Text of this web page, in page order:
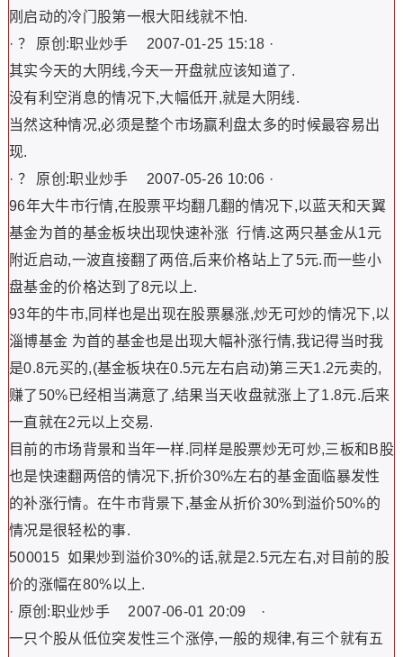
刚启动的冷门股第一根大阳线就不怕.
· ？ 原创:职业炒手 2007-01-25 15:18 ·
其实今天的大阴线,今天一开盘就应该知道了.
没有利空消息的情况下,大幅低开,就是大阴线.
当然这种情况,必须是整个市场赢利盘太多的时候最容易出
现.
· ？ 原创:职业炒手 2007-05-26 10:06 ·
96年大牛市行情,在股票平均翻几翻的情况下,以蓝天和天翼
基金为首的基金板块出现快速补涨 行情.这两只基金从1元
附近启动,一波直接翻了两倍,后来价格站上了5元.而一些小
盘基金的价格达到了8元以上.
93年的牛市,同样也是出现在股票暴涨,炒无可炒的情况下,以
淄博基金 为首的基金也是出现大幅补涨行情,我记得当时我
是0.8元买的,(基金板块在0.5元左右启动)第三天1.2元卖的,
赚了50%已经相当满意了,结果当天收盘就涨上了1.8元.后来
一直就在2元以上交易.
目前的市场背景和当年一样.同样是股票炒无可炒,三板和B股
也是快速翻两倍的情况下,折价30%左右的基金面临暴发性
的补涨行情。在牛市背景下,基金从折价30%到溢价50%的
情况是很轻松的事.
500015 如果炒到溢价30%的话,就是2.5元左右,对目前的股
价的涨幅在80%以上.
· 原创:职业炒手 2007-06-01 20:09 ·
一只个股从低位突发性三个涨停,一般的规律,有三个就有五